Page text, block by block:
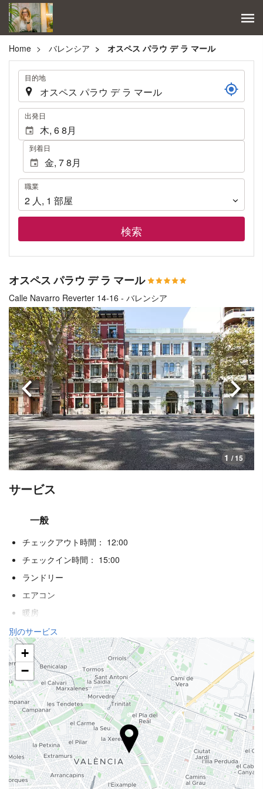
Home バレンシア オスペス パラウ デ ラ マール
. 目的地
. 出発日
到着日
職
業
職業
2 人, 1 部屋
検索
オスペス パラウ デ ラ マール
Calle Navarro Reverter 14-16 - バレンシア
1 / 15
前へ 次へ
サービス
一般
チェックアウト時間： 12:00
チェックイン時間： 15:00
ランドリー
エアコン
暖房
エレベーター
身体不自由者用のアクセス
禁煙ルーム
喫煙エリア
ペット不可
レセプションサービス
24時間対応フロント
荷物預かり
別のサービス
+
−